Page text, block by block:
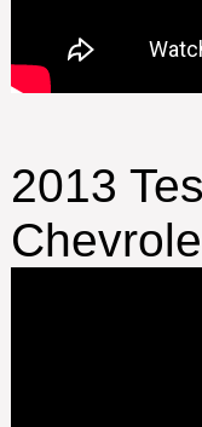
2013